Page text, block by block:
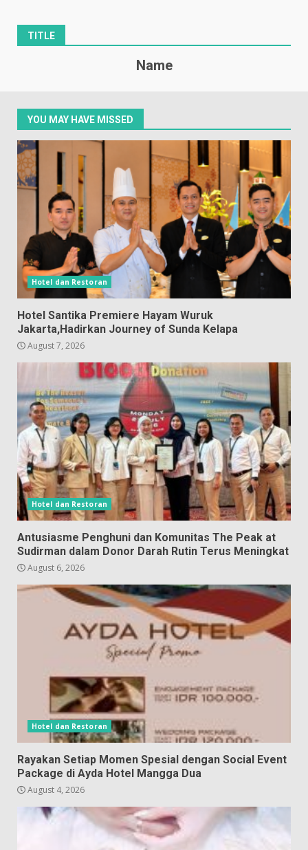
TITLE
Name
YOU MAY HAVE MISSED
Hotel dan Restoran
Hotel Santika Premiere Hayam Wuruk
Jakarta,Hadirkan Journey of Sunda Kelapa
August 7, 2026
Hotel dan Restoran
Antusiasme Penghuni dan Komunitas The Peak at
Sudirman dalam Donor Darah Rutin Terus Meningkat
August 6, 2026
Hotel dan Restoran
Rayakan Setiap Momen Spesial dengan Social Event
Package di Ayda Hotel Mangga Dua
August 4, 2026